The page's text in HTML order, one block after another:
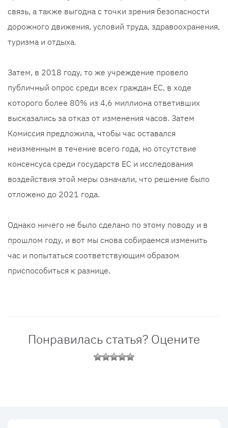
связь, а также выгодна с точки зрения безопасности
дорожного движения, условий труда, здравоохранения,
туризма и отдыха.
Затем, в 2018 году, то же учреждение провело
публичный опрос среди всех граждан ЕС, в ходе
которого более 80% из 4,6 миллиона ответивших
высказались за отказ от изменения часов. Затем
Комиссия предложила, чтобы час оставался
неизменным в течение всего года, но отсутствие
консенсуса среди государств ЕС и исследования
воздействия этой меры означали, что решение было
отложено до 2021 года.
Однако ничего не было сделано по этому поводу и в
прошлом году, и вот мы снова собираемся изменить
час и попытаться соответствующим образом
приспособиться к разнице.
Понравилась статья? Оцените